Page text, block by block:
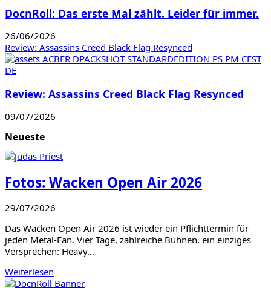
DocnRoll: Das erste Mal zählt. Leider für immer.
26/06/2026
Review: Assassins Creed Black Flag Resynced
Review: Assassins Creed Black Flag Resynced
09/07/2026
Neueste
Fotos: Wacken Open Air 2026
29/07/2026
Das Wacken Open Air 2026 ist wieder ein Pflichttermin für
jeden Metal-Fan. Vier Tage, zahlreiche Bühnen, ein einziges
Versprechen: Heavy…
Weiterlesen